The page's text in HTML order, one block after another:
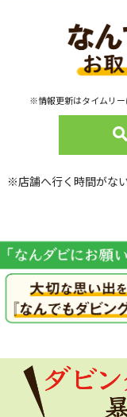
※情報更新はタイムリー
※店舗へ行く時間がな